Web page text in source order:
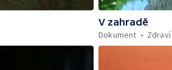
V zahradě
Dokument
Zdraví